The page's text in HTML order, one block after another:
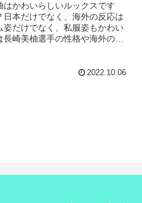
かわいらしいルックスです
本だけでなく、海外の反応は
だけでなく、私服姿もかわい
崎美柚選手の性格や海外の反
2022.10.06